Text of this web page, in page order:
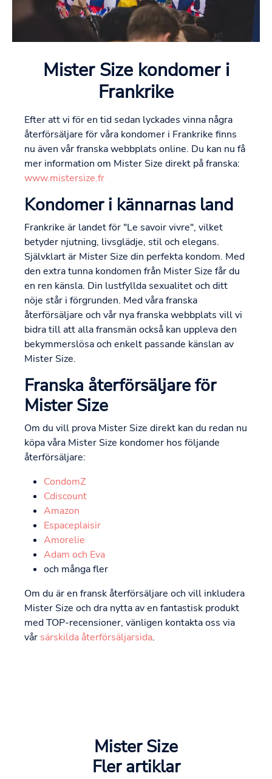
Mister Size kondomer i
Frankrike
Efter att vi för en tid sedan lyckades vinna några
återförsäljare för våra kondomer i Frankrike finns
nu även vår franska webbplats online. Du kan nu få
mer information om Mister Size direkt på franska:
www.mistersize.fr
Kondomer i kännarnas land
Frankrike är landet för "Le savoir vivre", vilket
betyder njutning, livsglädje, stil och elegans.
Självklart är Mister Size din perfekta kondom. Med
den extra tunna kondomen från Mister Size får du
en ren känsla. Din lustfyllda sexualitet och ditt
nöje står i förgrunden. Med våra franska
återförsäljare och vår nya franska webbplats vill vi
bidra till att alla fransmän också kan uppleva den
bekymmerslösa och enkelt passande känslan av
Mister Size.
Franska återförsäljare för
Mister Size
Om du vill prova Mister Size direkt kan du redan nu
köpa våra Mister Size kondomer hos följande
återförsäljare:
CondomZ
Cdiscount
Amazon
Espaceplaisir
Amorelie
Adam och Eva
och många fler
Om du är en fransk återförsäljare och vill inkludera
Mister Size och dra nytta av en fantastisk produkt
med TOP-recensioner, vänligen kontakta oss via
vår särskilda återförsäljarsida.
Mister Size
Fler artiklar